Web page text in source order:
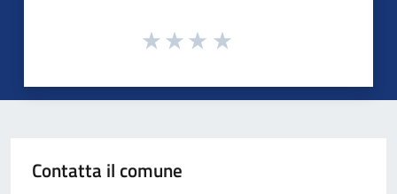
Contatta il comune